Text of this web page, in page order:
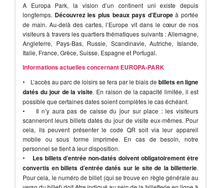
A Europa Park, la vision d’un continent uni existe depuis
longtemps. Découvrez les plus beaux pays d’Europeà portée
de main. Au-delà des cartes, l’Europe vit dans le cœur de nos
visiteurs à travers les quartiers thématiques suivants : Allemagne,
Angleterre, Pays-Bas, Russie, Scandinavie, Autriche, Islande,
Italie, France, Grèce, Suisse, Espagne et Portugal.
Informations actuelles concernant EUROPA-PARK
• L’accès au parc de loisirs se fera par le biais de billets en ligne
datés du jour de la visite. En raison de la capacité limitée, il est
possible que certaines dates soient complètes le cas échéant.
• Il n’y aura pas de caisse du jour sur place : les visiteurs
scanneront leurs billets datés du jour de visite eux-mêmes. Pour
cela, ils peuvent présenter le code QR soit via leur appareil
mobile ou sous forme imprimée. En cas de besoin, notre
personnel se tient à leur disposition.
• Les billets d’entrée non-datés doivent obligatoirement être
convertis en billets d’entrée datés sur le site de la billetterie.
Pour cela, le numéro de billet (qui se trouve en règle générale au